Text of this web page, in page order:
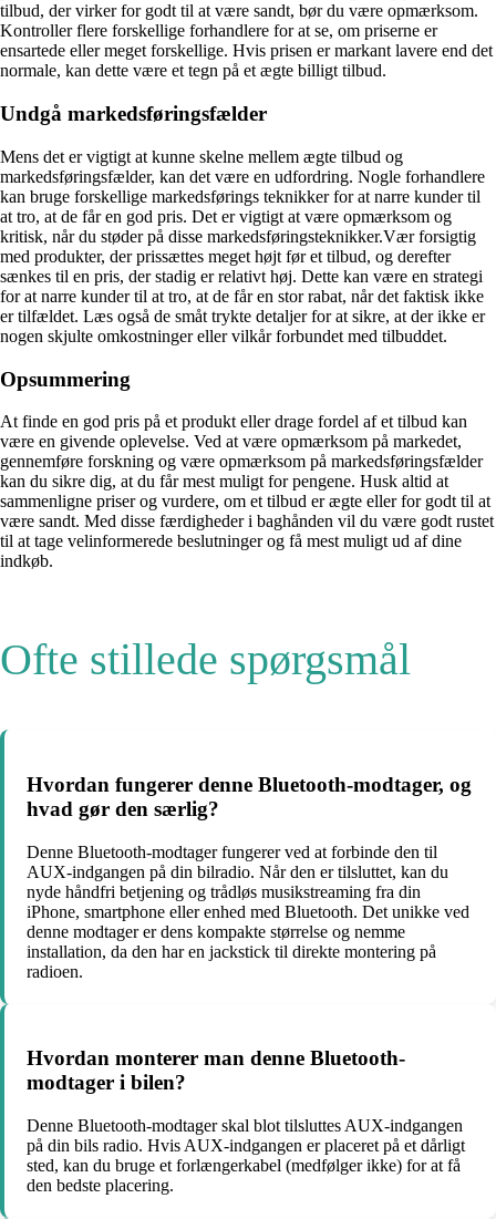
tilbud, der virker for godt til at være sandt, bør du være opmærksom.
Kontroller flere forskellige forhandlere for at se, om priserne er
ensartede eller meget forskellige. Hvis prisen er markant lavere end det
normale, kan dette være et tegn på et ægte billigt tilbud.
Undgå markedsføringsfælder
Mens det er vigtigt at kunne skelne mellem ægte tilbud og
markedsføringsfælder, kan det være en udfordring. Nogle forhandlere
kan bruge forskellige markedsførings teknikker for at narre kunder til
at tro, at de får en god pris. Det er vigtigt at være opmærksom og
kritisk, når du støder på disse markedsføringsteknikker.Vær forsigtig
med produkter, der prissættes meget højt før et tilbud, og derefter
sænkes til en pris, der stadig er relativt høj. Dette kan være en strategi
for at narre kunder til at tro, at de får en stor rabat, når det faktisk ikke
er tilfældet. Læs også de småt trykte detaljer for at sikre, at der ikke er
nogen skjulte omkostninger eller vilkår forbundet med tilbuddet.
Opsummering
At finde en god pris på et produkt eller drage fordel af et tilbud kan
være en givende oplevelse. Ved at være opmærksom på markedet,
gennemføre forskning og være opmærksom på markedsføringsfælder
kan du sikre dig, at du får mest muligt for pengene. Husk altid at
sammenligne priser og vurdere, om et tilbud er ægte eller for godt til at
være sandt. Med disse færdigheder i baghånden vil du være godt rustet
til at tage velinformerede beslutninger og få mest muligt ud af dine
indkøb.
Ofte stillede spørgsmål
Hvordan fungerer denne Bluetooth-modtager, og
hvad gør den særlig?
Denne Bluetooth-modtager fungerer ved at forbinde den til
AUX-indgangen på din bilradio. Når den er tilsluttet, kan du
nyde håndfri betjening og trådløs musikstreaming fra din
iPhone, smartphone eller enhed med Bluetooth. Det unikke ved
denne modtager er dens kompakte størrelse og nemme
installation, da den har en jackstick til direkte montering på
radioen.
Hvordan monterer man denne Bluetooth-
modtager i bilen?
Denne Bluetooth-modtager skal blot tilsluttes AUX-indgangen
på din bils radio. Hvis AUX-indgangen er placeret på et dårligt
sted, kan du bruge et forlængerkabel (medfølger ikke) for at få
den bedste placering.